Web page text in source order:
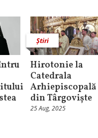
Știri
Hirotonie la
Catedrala
Arhiepiscopală
din Târgoviște
25 Aug, 2025